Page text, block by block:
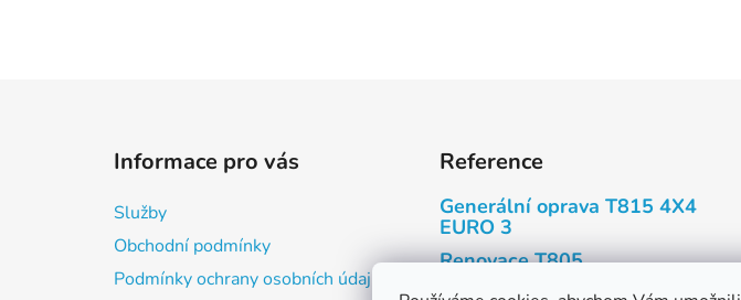
Informace pro vás
Služby
Obchodní podmínky
Podmínky ochrany osobních údajů
Reference
Generální oprava T815 4X4
EURO 3
Renovace T805
Renovace Tatry T603